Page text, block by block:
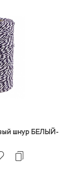
шнур БЕЛЫЙ-